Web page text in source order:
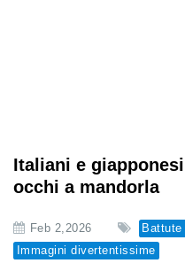
Italiani e
occhi a mandorla
Feb 2,2026
Immagini divertentissime